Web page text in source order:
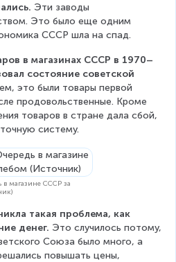
Эти заводы
Это было еще одним
СССР шла на спад.
в магазинах СССР в 1970–
состояние советской
это были товары первой
продовольственные. Кроме
товаров в стране дала сбой,
систему.
в магазине СССР за
такая проблема, как
денег. Это случилось потому,
Союза было много, а
повышать цены,